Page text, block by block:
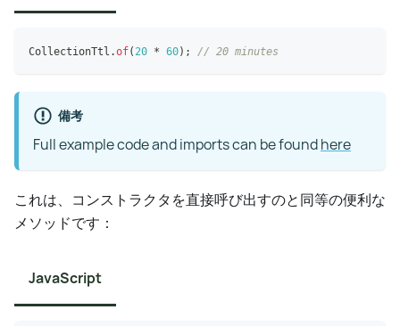
CollectionTtl .of( 20 * 60) ; // 20 minutes
備考
Full example code and imports can be foundhere
これは、コンストラクタを直接呼び出すのと同等の便利な
メソッドです：
JavaScript